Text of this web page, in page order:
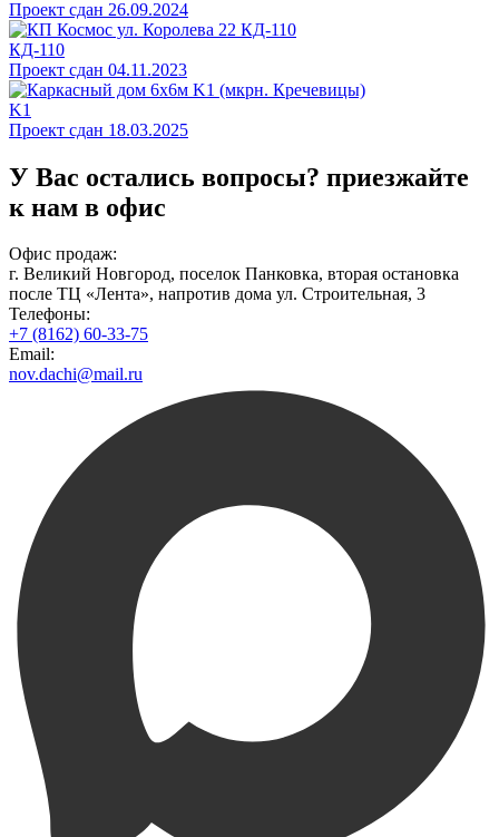
Проект сдан 26.09.2024
КД-110
Проект сдан 04.11.2023
K1
Проект сдан 18.03.2025
У Вас остались вопросы? приезжайте
к нам в офис
Офис продаж:
г. Великий Новгород, поселок Панковка, вторая остановка
после ТЦ «Лента», напротив дома ул. Строительная, 3
Телефоны:
+7 (8162) 60-33-75
Email:
nov.dachi@mail.ru